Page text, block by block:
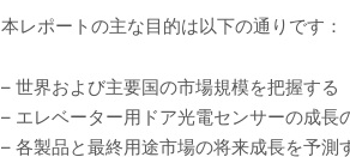
本レポートの主な目的は以下の通りです：
– 世界および主要国の市場規模を把握する
– エレベーター用ドア光電センサーの成長
– 各製品と最終用途市場の将来成長を予測